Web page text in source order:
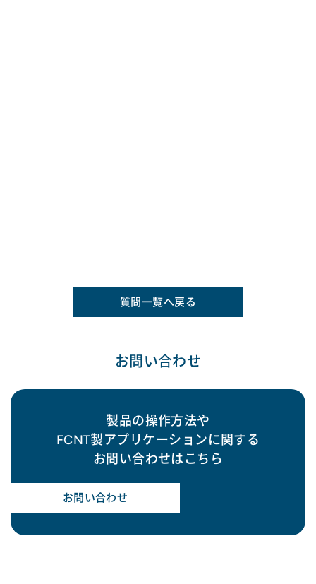
質問一覧へ戻る
お問い合わせ
製品の操作方法や
FCNT製アプリケーションに関する
お問い合わせはこちら
お問い合わせ